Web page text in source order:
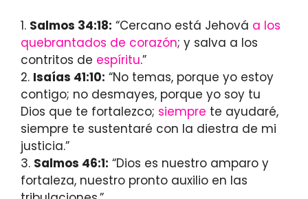
1. Salmos 34:18: “Cercano está Jehová a los
quebrantados de corazón; y salva a los
contritos de espíritu.”
2. Isaías 41:10: “No temas, porque yo estoy
contigo; no desmayes, porque yo soy tu
Dios que te fortalezco; siempre te ayudaré,
siempre te sustentaré con la diestra de mi
justicia.”
3. Salmos 46:1: “Dios es nuestro amparo y
fortaleza, nuestro pronto auxilio en las